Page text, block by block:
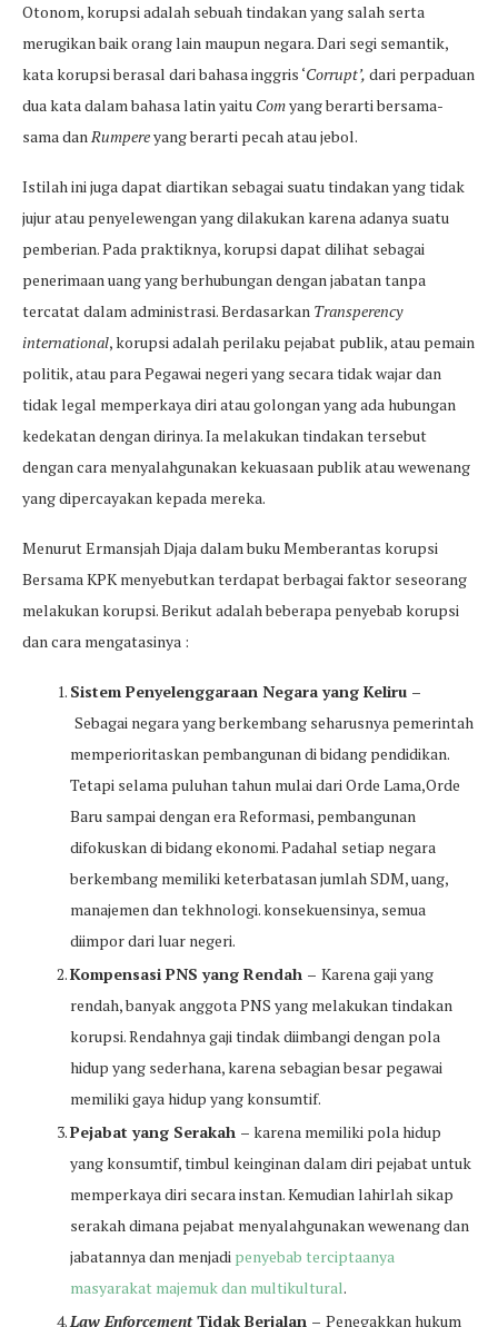
Otonom, korupsi adalah sebuah tindakan yang salah serta
merugikan baik orang lain maupun negara. Dari segi semantik,
kata korupsi berasal dari bahasa inggris ‘Corrupt’, dari perpaduan
dua kata dalam bahasa latin yaitu Comyang berarti bersama-
sama danRumpereyang berarti pecah atau jebol.
Istilah ini juga dapat diartikan sebagai suatu tindakan yang tidak
jujur atau penyelewengan yang dilakukan karena adanya suatu
pemberian. Pada praktiknya, korupsi dapat dilihat sebagai
penerimaan uang yang berhubungan dengan jabatan tanpa
tercatat dalam administrasi. Berdasarkan Transperency
international, korupsi adalah perilaku pejabat publik, atau pemain
politik, atau para Pegawai negeri yang secara tidak wajar dan
tidak legal memperkaya diri atau golongan yang ada hubungan
kedekatan dengan dirinya. Ia melakukan tindakan tersebut
dengan cara menyalahgunakan kekuasaan publik atau wewenang
yang dipercayakan kepada mereka.
Menurut Ermansjah Djaja dalam buku Memberantas korupsi
Bersama KPK menyebutkan terdapat berbagai faktor seseorang
melakukan korupsi. Berikut adalah beberapa penyebab korupsi
dan cara mengatasinya :
Sistem Penyelenggaraan Negara yang Keliru –
Sebagai negara yang berkembang seharusnya pemerintah
memperioritaskan pembangunan di bidang pendidikan.
Tetapi selama puluhan tahun mulai dari Orde Lama,Orde
Baru sampai dengan era Reformasi, pembangunan
difokuskan di bidang ekonomi. Padahal setiap negara
berkembang memiliki keterbatasan jumlah SDM, uang,
manajemen dan tekhnologi. konsekuensinya, semua
diimpor dari luar negeri.
Kompensasi PNS yang Rendah – Karena gaji yang
rendah, banyak anggota PNS yang melakukan tindakan
korupsi. Rendahnya gaji tindak diimbangi dengan pola
hidup yang sederhana, karena sebagian besar pegawai
memiliki gaya hidup yang konsumtif.
Pejabat yang Serakah – karena memiliki pola hidup
yang konsumtif, timbul keinginan dalam diri pejabat untuk
memperkaya diri secara instan. Kemudian lahirlah sikap
serakah dimana pejabat menyalahgunakan wewenang dan
jabatannya dan menjadi penyebab terciptaanya
masyarakat majemuk dan multikultural.
Law EnforcementTidak Berjalan – Penegakkan hukum